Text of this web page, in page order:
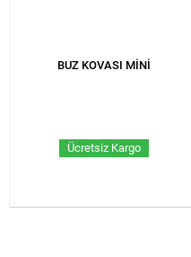
BUZ KOVASI MİNİ
Ücretsiz Kargo